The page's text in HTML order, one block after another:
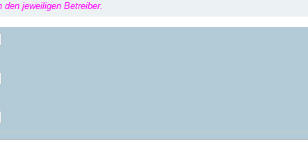
jeweiligen Betreiber.